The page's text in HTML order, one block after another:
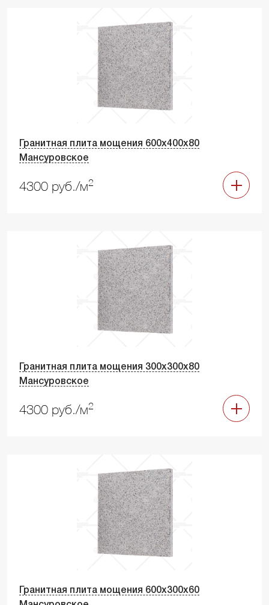
Гранитная плита мощения 600х400х80
Мансуровское
4300 руб./м2
Гранитная плита мощения 300х300х80
Мансуровское
4300 руб./м2
Гранитная плита мощения 600х300х60